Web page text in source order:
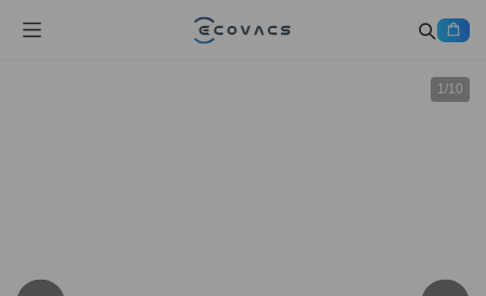
1/10